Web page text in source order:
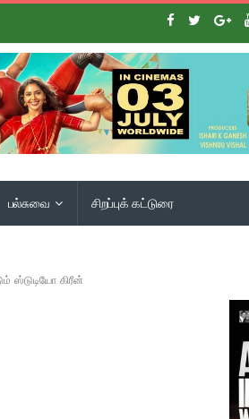
பல்சுவை சிறப்புக் கட்டுரை
ஸ்டுடியோ கிரீன்